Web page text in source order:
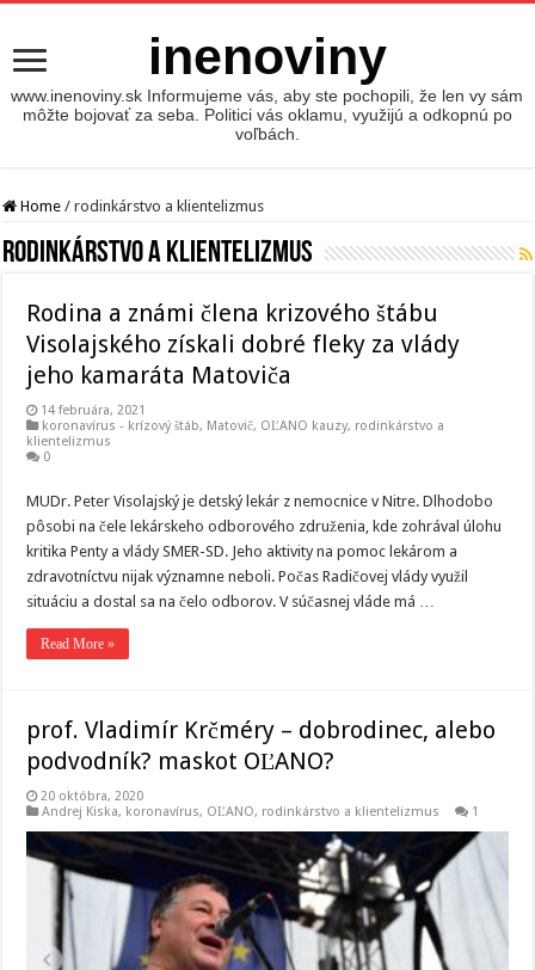
inenoviny
www.inenoviny.sk Informujeme vás, aby ste pochopili, že len vy sám
môžte bojovať za seba. Politici vás oklamu, využijú a odkopnú po
voľbách.
Home / rodinkárstvo a klientelizmus
rodinkárstvo a klientelizmus
Rodina a známi člena krizového štábu
Visolajského získali dobré fleky za vlády
jeho kamaráta Matoviča
14 februára, 2021
koronavírus - krízový štáb, Matovič, OĽANO kauzy, rodinkárstvo a
klientelizmus
0
MUDr. Peter Visolajský je detský lekár z nemocnice v Nitre. Dlhodobo
pôsobi na čele lekárskeho odborového združenia, kde zohrával úlohu
kritika Penty a vlády SMER-SD. Jeho aktivity na pomoc lekárom a
zdravotníctvu nijak významne neboli. Počas Radičovej vlády využil
situáciu a dostal sa na čelo odborov. V súčasnej vláde má …
Read More »
prof. Vladimír Krčméry – dobrodinec, alebo
podvodník? maskot OĽANO?
20 októbra, 2020
Andrej Kiska, koronavírus, OĽANO, rodinkárstvo a klientelizmus 1